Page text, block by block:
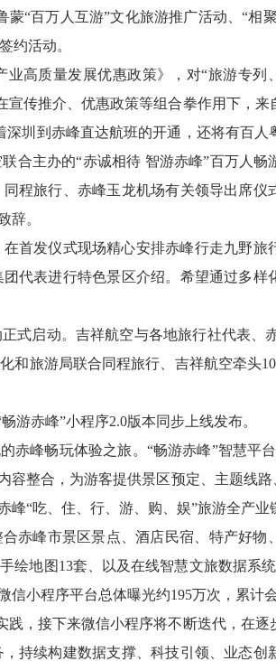
“百万人互游”文化旅游推广活动、“相
约活动。
高质量发展优惠政策》，对“旅游专列
传推介、优惠政策等组合拳作用下，来
圳到赤峰直达航班的开通，还将有百人
合主办的“赤诚相待 智游赤峰”百万人畅
程旅行、赤峰玉龙机场有关领导出席仪
辞。
首发仪式现场精心安排赤峰行走九野旅
代表进行特色景区介绍。希望通过多样
式启动。吉祥航空与各地旅行社代表、
和旅游局联合同程旅行、吉祥航空牵头
游赤峰”小程序2.0版本同步上线发布。
赤峰畅玩体验之旅。“畅游赤峰”智慧平
容整合，为游客提供景区预定、主题线
“吃、住、行、游、购、娱”旅游全产业
赤峰市景区景点、酒店民宿、特产好物
绘地图13套、以及在线智慧文旅数据系
小程序平台总体曝光约195万次，累计会
，接下来微信小程序将不断迭代，在逐
持续构建数据支撑、科技引领、业态创